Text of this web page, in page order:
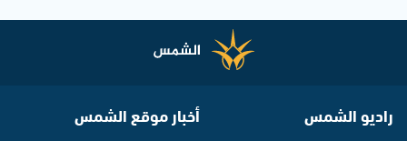
راديو الشمس أخبار موقع الشمس